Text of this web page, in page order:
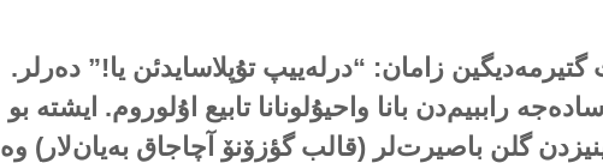
گتیرمەدیگین زامان: “درلەییپ تۇپلاسایدئن یا!” دەرلر.
راببیم‌دن بانا واحیۇلونانا تابیع اۇلوروم. ایشتە بو
گلن باصیرت‌لر (قالب گؤزۆنۆ آچاجاق بەیان‌لار) وە